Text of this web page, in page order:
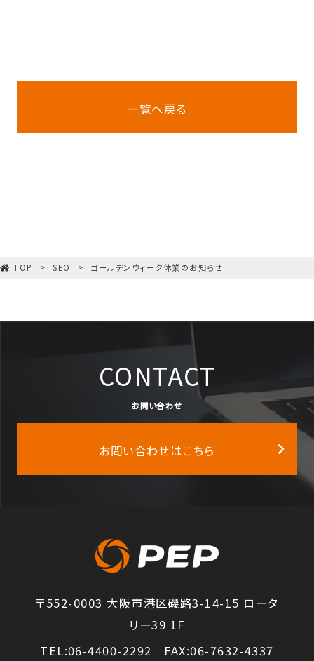
一覧へ戻る
TOP SEO ゴールデンウィーク休業のお知らせ
CONTACT
お問い合わせ
お問い合わせはこちら
〒552-0003 大阪市港区磯路3-14-15 ロータ
リー39 1F
TEL:06-4400-2292 FAX:06-7632-4337